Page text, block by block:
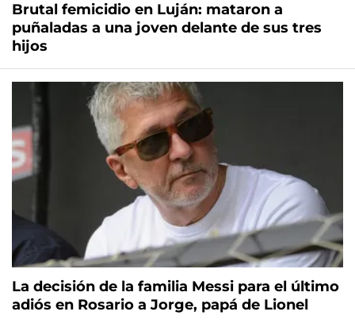
Brutal femicidio en Luján: mataron a
puñaladas a una joven delante de sus tres
hijos
La decisión de la familia Messi para el último
adiós en Rosario a Jorge, papá de Lionel